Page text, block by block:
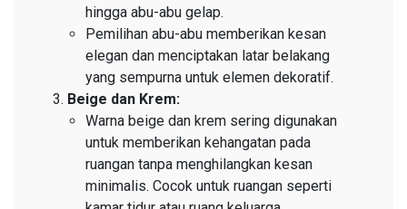
hingga abu-abu gelap.
Pemilihan abu-abu memberikan kesan
elegan dan menciptakan latar belakang
yang sempurna untuk elemen dekoratif.
Beige dan Krem:
Warna beige dan krem sering digunakan
untuk memberikan kehangatan pada
ruangan tanpa menghilangkan kesan
minimalis. Cocok untuk ruangan seperti